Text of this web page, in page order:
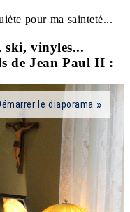
pour ma sainteté...
ski, vinyles...
de Jean Paul II :
le diaporama